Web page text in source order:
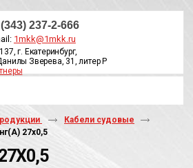
237-2-666
1mkk@1mkk.ru
г. Екатеринбург,
Зверева, 31, литер Р
Кабели судовые
27х0,5